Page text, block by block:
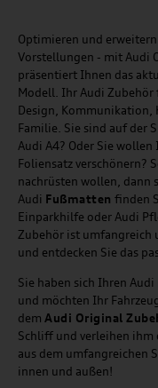
Optimieren und
Vorstellungen - mit Audi
präsentiert Ihnen das
Modell. Ihr Audi
Design, Kommunikation,
Familie. Sie sind auf der
Audi A4? Oder Sie
Foliensatz verschönern?
nachrüsten wollen, dann
Audi Fußmatten finden
Einparkhilfe oder Audi
Zubehör ist umfangreich
und entdecken Sie das
Sie haben sich Ihren
und möchten Ihr
dem Audi Original
Schliff und verleihen ihm
aus dem umfangreichen
innen und außen!